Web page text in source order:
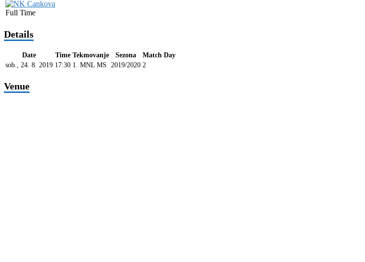
Full Time
Details
Date Time Tekmovanje Sezona
Match Day
sob., 24. 8. 2019 17:30 1. MNL MS 2019/2020 2
Venue